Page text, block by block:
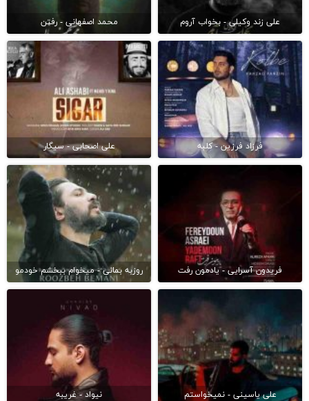
علی زند وکیلی - بخواب آروم محمد اصفهانی - رفتن
فرزاد فرزین - کلبه علی اصحابی - سیگار
فریدون آسرایی - یادمون رفت روزبه بمانی - میخوام ببخشم خودمو
علی یاسینی - نمیخواستم نیواد - غریبه